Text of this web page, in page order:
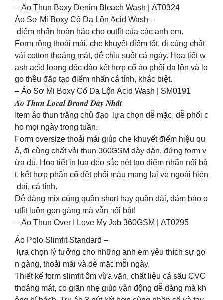
– Áo Thun Boxy Denim Bleach Wash | AT0324
Áo Sơ Mi Boxy Cổ Da Lộn Acid Wash –
điểm nhấn hoàn hảo cho outfit của các anh em.
Form rộng thoải mái, che khuyết điểm tốt, đi cùng chất
vải cotton thoáng mát, dễ chịu suốt cả ngày. Họa tiết w
ash acid loang độc đáo kết hợp cổ áo phối da lộn và lo
go thêu đắp tạo điểm nhấn cá tính, khác biệt.
– Áo Sơ Mi Boxy Cổ Da Lộn Acid Wash | SM0191
𝑨́𝒐 𝑻𝒉𝒖𝒏 𝑳𝒐𝒄𝒂𝒍 𝑩𝒓𝒂𝒏𝒅 𝑫𝒂̀𝒚 𝑵𝒉𝒂̂́𝒕
Item áo thun trắng chủ đạo lựa chọn dễ mặc, dễ phối c
ho mọi ngày trong tuần.
Form oversize thoải mái giúp che khuyết điểm hiệu qu
ả, đi cùng chất vải thun 360GSM dày dặn, đứng form v
ừa đủ. Họa tiết in lụa dẻo sắc nét tạo điểm nhấn nổi bậ
t, kết hợp phần cổ dệt phối màu mang lại vẻ ngoài hiện
đại, cá tính.
Dễ dàng mix cùng quần short hay quần dài, đảm bảo o
utfit luôn gọn gàng mà vẫn nổi bật!
– Áo Thun Over I Love My Job 360GSM | AT0295
Áo Polo Slimfit Standard –
lựa chọn lý tưởng cho những anh em yêu thích sự gọ
n gàng, thoải mái và dễ mặc mỗi ngày.
Thiết kế form slimfit ôm vừa vặn, chất liệu cá sấu CVC
thoáng mát, co giãn nhẹ giúp vận động dễ dàng mà kh